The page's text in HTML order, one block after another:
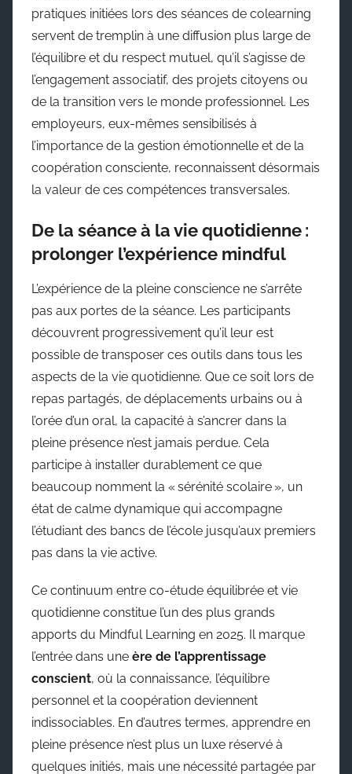
pratiques initiées lors des séances de colearning
servent de tremplin à une diffusion plus large de
l’équilibre et du respect mutuel, qu’il s’agisse de
l’engagement associatif, des projets citoyens ou
de la transition vers le monde professionnel. Les
employeurs, eux-mêmes sensibilisés à
l’importance de la gestion émotionnelle et de la
coopération consciente, reconnaissent désormais
la valeur de ces compétences transversales.
De la séance à la vie quotidienne :
prolonger l’expérience mindful
L’expérience de la pleine conscience ne s’arrête
pas aux portes de la séance. Les participants
découvrent progressivement qu’il leur est
possible de transposer ces outils dans tous les
aspects de la vie quotidienne. Que ce soit lors de
repas partagés, de déplacements urbains ou à
l’orée d’un oral, la capacité à s’ancrer dans la
pleine présence n’est jamais perdue. Cela
participe à installer durablement ce que
beaucoup nomment la « sérénité scolaire », un
état de calme dynamique qui accompagne
l’étudiant des bancs de l’école jusqu’aux premiers
pas dans la vie active.
Ce continuum entre co-étude équilibrée et vie
quotidienne constitue l’un des plus grands
apports du Mindful Learning en 2025. Il marque
l’entrée dans une ère de l’apprentissage
conscient, où la connaissance, l’équilibre
personnel et la coopération deviennent
indissociables. En d’autres termes, apprendre en
pleine présence n’est plus un luxe réservé à
quelques initiés, mais une nécessité partagée par